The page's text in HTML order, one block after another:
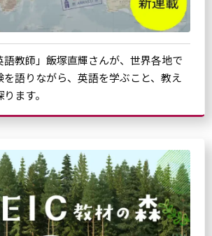
語教師」飯塚直輝さんが、世界各地で
語りながら、英語を学ぶこと、教え
ます。